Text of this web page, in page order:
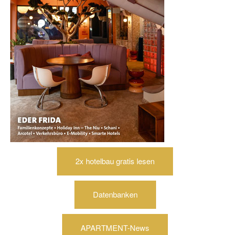
2x hotelbau gratis lesen
Datenbanken
APARTMENT-News